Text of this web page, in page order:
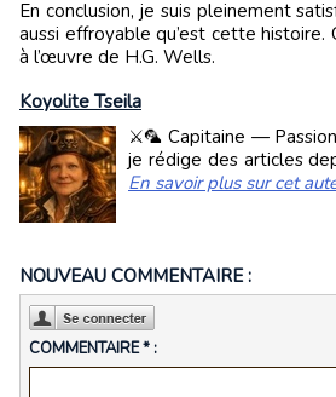
En conclusion, je suis pleinement
aussi effroyable qu’est cette histoire.
à l’œuvre de H.G. Wells.
Koyolite Tseila
⚔️🦜 Capitaine —
je rédige des articles
En savoir plus sur cet
NOUVEAU COMMENTAIRE :
COMMENTAIRE * :